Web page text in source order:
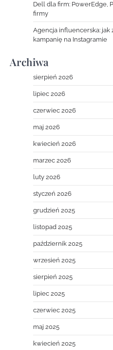
Dell dla firm: PowerEdge,
firmy
Agencja influencerska: jak
kampanię na Instagramie
Archiwa
sierpień 2026
lipiec 2026
czerwiec 2026
maj 2026
kwiecień 2026
marzec 2026
luty 2026
styczeń 2026
grudzień 2025
listopad 2025
październik 2025
wrzesień 2025
sierpień 2025
lipiec 2025
czerwiec 2025
maj 2025
kwiecień 2025